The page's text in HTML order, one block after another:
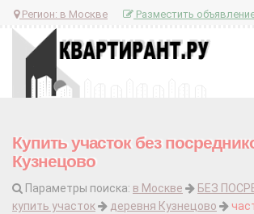
Регион: в Москве Разместить
Купить участок без
Кузнецово
Параметры поиска: в Москве
БЕЗ
купить участок
деревня Кузнецово